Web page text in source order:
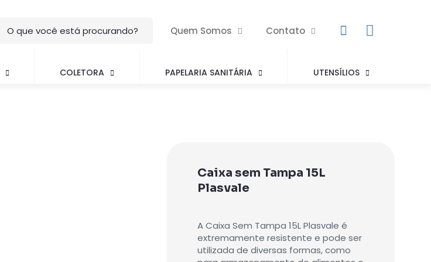
Quem Somos Contato
COLETORA PAPELARIA SANITÁRIA UTENSÍLIOS
Caixa sem Tampa 15L
Plasvale
A Caixa Sem Tampa 15L Plasvale é
extremamente resistente e pode ser
utilizada de diversas formas, como